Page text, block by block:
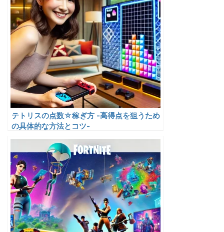
テトリスの点数☆稼ぎ方 -高得点を狙うため
の具体的な方法とコツ-